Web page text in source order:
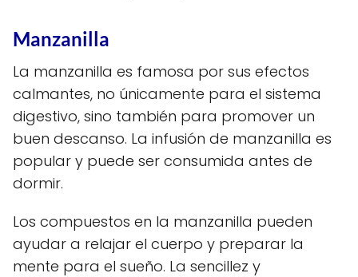
Manzanilla
La manzanilla es famosa por sus efectos
calmantes, no únicamente para el sistema
digestivo, sino también para promover un
buen descanso. La infusión de manzanilla es
popular y puede ser consumida antes de
dormir.
Los compuestos en la manzanilla pueden
ayudar a relajar el cuerpo y preparar la
mente para el sueño. La sencillez y